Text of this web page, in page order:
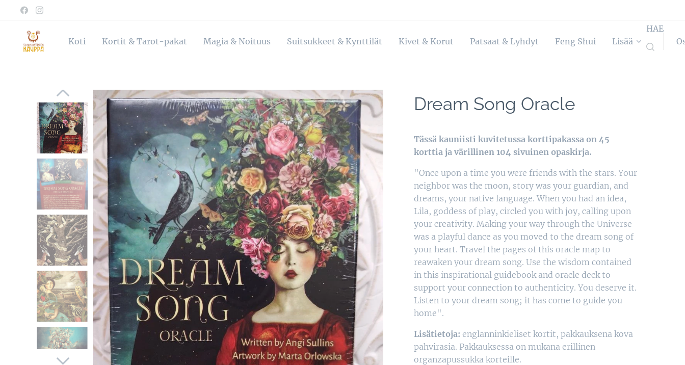
Koti Kortit & Tarot-pakat Magia & Noituus Suitsukkeet & Kynttilät Kivet & Korut Patsaat & Lyhdyt Feng Shui Lisää
HAE
Dream Song Oracle
Tässä kauniisti kuvitetussa korttipakassa on 45
korttia ja värillinen 104 sivuinen opaskirja.
"Once upon a time you were friends with the stars. Your
neighbor was the moon, story was your guardian, and
dreams, your native language. When you had an idea,
Lila, goddess of play, circled you with joy, calling upon
your creativity. Making your way through the Universe
was a playful dance as you moved to the dream song of
your heart. Travel the pages of this oracle map to
reawaken your dream song. Use the wisdom contained
in this inspirational guidebook and oracle deck to
support your connection to authenticity. You deserve it.
Listen to your dream song; it has come to guide you
home".
Lisätietoja: englanninkieliset kortit, pakkauksena kova
pahvirasia. Pakkauksessa on mukana erillinen
organzapussukka korteille.